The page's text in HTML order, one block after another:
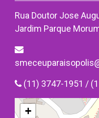
Rua Doutor Jose
Jardim Parque
(11) 3747-1951 /
+